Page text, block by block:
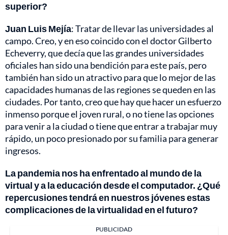
superior?
Juan Luis Mejía: Tratar de llevar las universidades al
campo. Creo, y en eso coincido con el doctor Gilberto
Echeverry, que decía que las grandes universidades
oficiales han sido una bendición para este país, pero
también han sido un atractivo para que lo mejor de las
capacidades humanas de las regiones se queden en las
ciudades. Por tanto, creo que hay que hacer un esfuerzo
inmenso porque el joven rural, o no tiene las opciones
para venir a la ciudad o tiene que entrar a trabajar muy
rápido, un poco presionado por su familia para generar
ingresos.
La pandemia nos ha enfrentado al mundo de la
virtual y a la educación desde el computador. ¿Qué
repercusiones tendrá en nuestros jóvenes estas
complicaciones de la virtualidad en el futuro?
PUBLICIDAD